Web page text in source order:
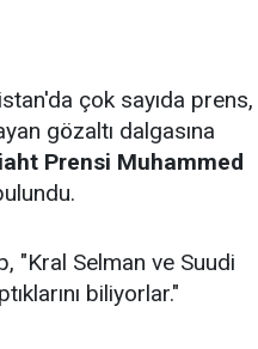
çok sayıda prens,
gözaltı dalgasına
Prensi Muhammed
"Kral Selman ve Suudi
biliyorlar."